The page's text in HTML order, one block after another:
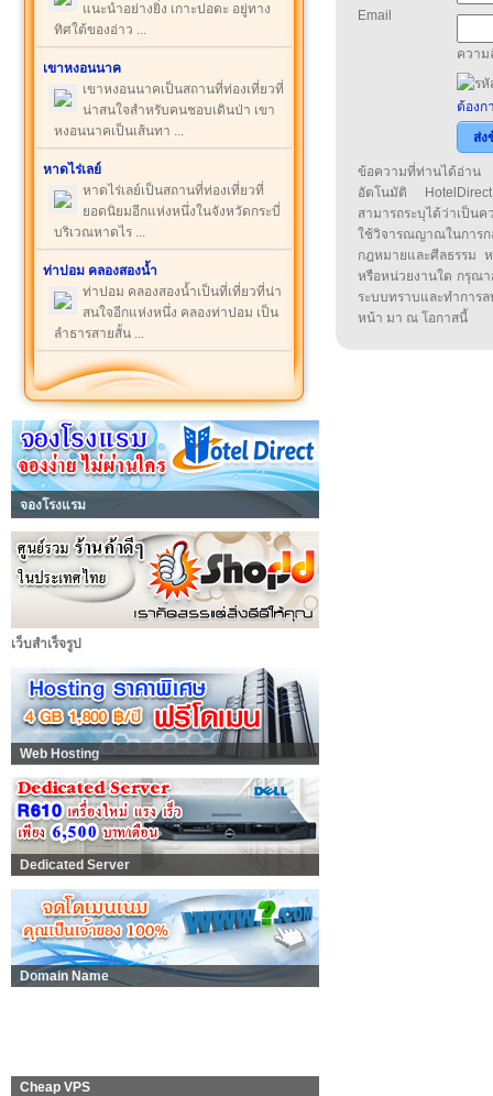
แนะนำอย่างยิ่ง เกาะปอดะ อยู่ทาง
ทิศใต้ของอ่าว ...
เขาหงอนนาค
เขาหงอนนาคเป็นสถานที่ท่องเที่ยวที่
น่าสนใจสำหรับคนชอบเดินป่า เขา
หงอนนาคเป็นเส้นทา ...
หาดไร่เลย์
หาดไร่เลย์เป็นสถานที่ท่องเที่ยวที่
ยอดนิยมอีกแห่งหนึ่งในจังหวัดกระบี่
บริเวณหาดไร ...
ท่าปอม คลองสองน้ำ
ท่าปอม คลองสองน้ำเป็นที่เที่ยวที่น่า
สนใจอีกแห่งหนึ่ง คลองท่าปอม เป็น
ลำธารสายสั้น ...
จองโรงแรม
เว็บสำเร็จรูป
Web Hosting
Dedicated Server
Domain Name
Cheap VPS
Email
ความ
ต้องก
ส่ง
ข้อความที่ท่านได้อ่าน
อัตโนมัติ
สามารถระบุได้ว่าเป็น
ใช้วิจารณญาณในกา
กฎหมายและศีลธรรม
หรือหน่วยงานใด กรุณา
ระบบทราบและทำกา
หน้า มา ณ โอกาสนี้